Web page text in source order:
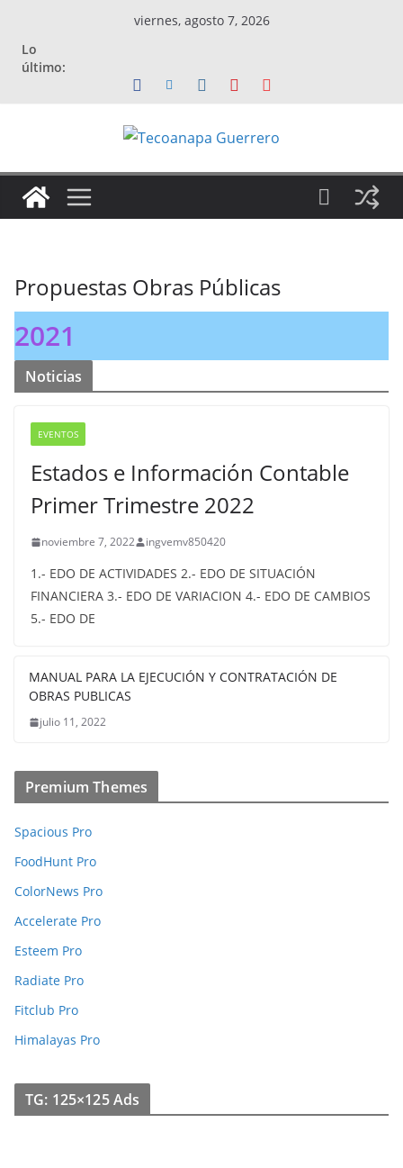
contenido
viernes, agosto 7, 2026
Lo
último:
Propuestas Obras Públicas
2021
Noticias
EVENTOS
Estados e Información Contable
Primer Trimestre 2022
noviembre 7, 2022 ingvemv850420
1.- EDO DE ACTIVIDADES 2.- EDO DE SITUACIÓN
FINANCIERA 3.- EDO DE VARIACION 4.- EDO DE CAMBIOS
5.- EDO DE
MANUAL PARA LA EJECUCIÓN Y CONTRATACIÓN DE
OBRAS PUBLICAS
julio 11, 2022
Premium Themes
Spacious Pro
FoodHunt Pro
ColorNews Pro
Accelerate Pro
Esteem Pro
Radiate Pro
Fitclub Pro
Himalayas Pro
TG: 125×125 Ads